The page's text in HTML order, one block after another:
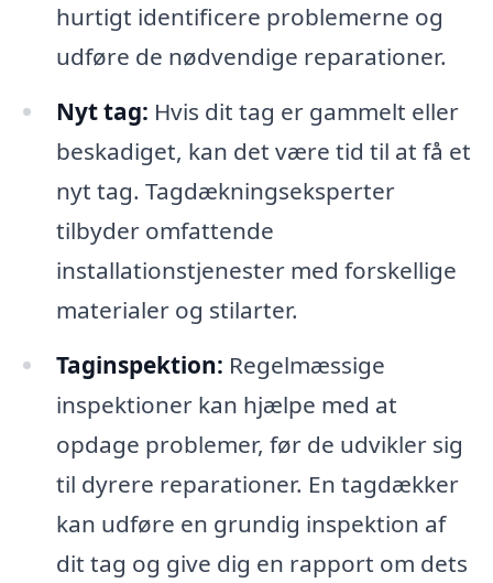
hurtigt identificere problemerne og
udføre de nødvendige reparationer.
Nyt tag: Hvis dit tag er gammelt eller
beskadiget, kan det være tid til at få et
nyt tag. Tagdækningseksperter
tilbyder omfattende
installationstjenester med forskellige
materialer og stilarter.
Taginspektion: Regelmæssige
inspektioner kan hjælpe med at
opdage problemer, før de udvikler sig
til dyrere reparationer. En tagdækker
kan udføre en grundig inspektion af
dit tag og give dig en rapport om dets